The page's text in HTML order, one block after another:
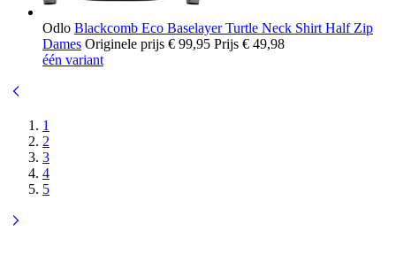
Odlo Blackcomb Eco Baselayer Turtle Neck Shirt Half Zip
Dames Originele prijs € 99,95 Prijs € 49,98
één variant
1
2
3
4
5